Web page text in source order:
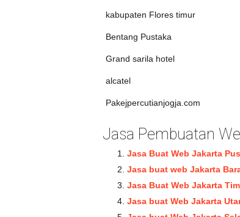
kabupaten Flores timur
Bentang Pustaka
Grand sarila hotel
alcatel
Pakejpercutianjogja.com
Jasa Pembuatan
Jasa Buat Web Jakarta
Jasa buat web Jakarta
Jasa Buat Web Jakarta
Jasa buat Web Jakarta